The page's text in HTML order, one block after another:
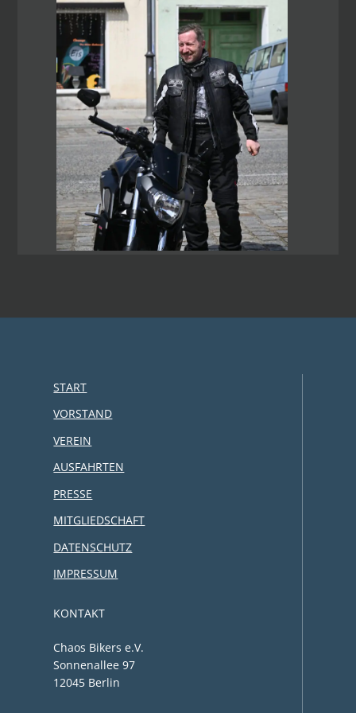
START
VORSTAND
VEREIN
AUSFAHRTEN
PRESSE
MITGLIEDSCHAFT
DATENSCHUTZ
IMPRESSUM
KONTAKT
Chaos Bikers e.V.
Sonnenallee 97
12045 Berlin